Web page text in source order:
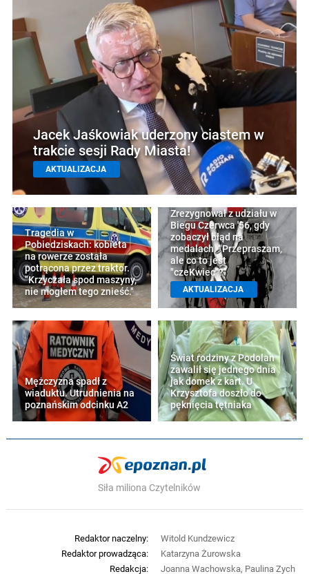
Jacek Jaśkowiak uderzony ciastem w
trakcie sesji Rady Miasta!
AKTUALIZACJA
Tragedia w
Pobiedziskach: kobieta
na rowerze została
potrącona przez traktor.
"Krzyczała spod maszyny,
nie mogłem tego znieść."
Zrezygnował z udziału w
Biegu Czerwca '56, gdy
zobaczył błąd na
medalach. "Przepraszam,
ale co to jest
"czeKwiec"?"
AKTUALIZACJA
Mężczyzna spadł z
wiaduktu. Utrudnienia na
poznańskim odcinku A2
Świat rodziny z Podolan
zawalił się jednego dnia
jak domek z kart. U
Krzysztofa doszło do
pęknięcia tętniaka
Siła miliona Czytelników
Redaktor naczelny:
Witold Kundzewicz
Redaktor prowadząca:
Katarzyna Żurowska
Redakcja:
Joanna Wachowska, Paulina Zych